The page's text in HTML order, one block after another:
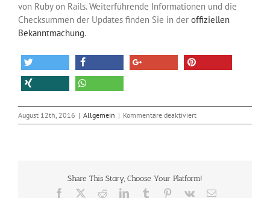
von Ruby on Rails. Weiterführende Informationen und die
Checksummen der Updates finden Sie in der offiziellen
Bekanntmachung.
August 12th, 2016 | Allgemein | Kommentare deaktiviertfür
Sicherheitsupdates
Share This Story, Choose Your Platform!
Facebook RedditLinkedInTumblr Pinterest
Vk
E-